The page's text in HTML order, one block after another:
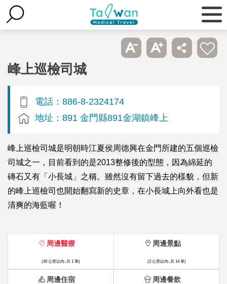
峰上巡檢司城
電話：886-8-2324174
地址：891 金門縣891金湖鎮峰上
峰上巡檢司城是明朝時江夏侯周德興在金門所建的五個巡檢
司城之一，目前看到的是2013整修後的型態，因為綿延的
磚石又有「小長城」之稱。雖然沒有留下過去的樣貌，但新
的峰上巡檢司也開始翻寫新的史章，在小長城上向外看也是
清爽的海藍喔！
周邊醫療
(30 公里以內, 共 1 筆)
周邊景點
(2 公里以內, 共 14 筆)
周邊住宿 周邊餐飲